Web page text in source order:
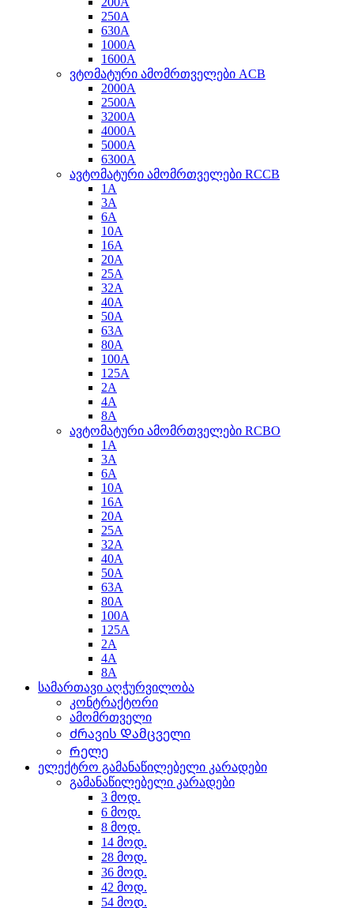
250A
630A
1000A
1600A
ვტომატური ამომრთველები ACB
2000A
2500A
3200A
4000A
5000A
6300A
ავტომატური ამომრთველები RCCB
1A
3A
6A
10A
16A
20A
25A
32A
40A
50A
63A
80A
100A
125A
2A
4A
8A
ავტომატური ამომრთველები RCBO
1A
3A
6A
10A
16A
20A
25A
32A
40A
50A
63A
80A
100A
125A
2A
4A
8A
სამართავი აღჭურვილობა
კონტრაქტორი
ამომრთველი
Ძრავის Დამცველი
Რელე
ელექტრო გამანაწილებელი კარადები
გამანაწილებელი კარადები
3 მოდ.
6 მოდ.
8 მოდ.
14 მოდ.
28 მოდ.
36 მოდ.
42 მოდ.
54 მოდ.